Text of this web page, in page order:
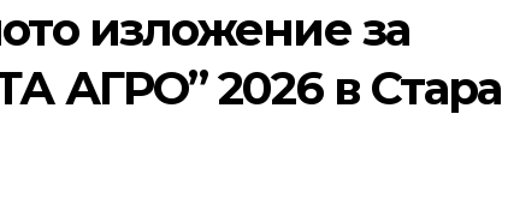
изложение за
АГРО” 2026 в Стара